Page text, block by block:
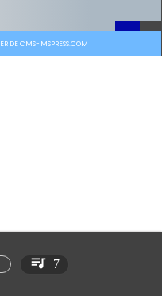
DE CMS-MSPRESS.COM
7